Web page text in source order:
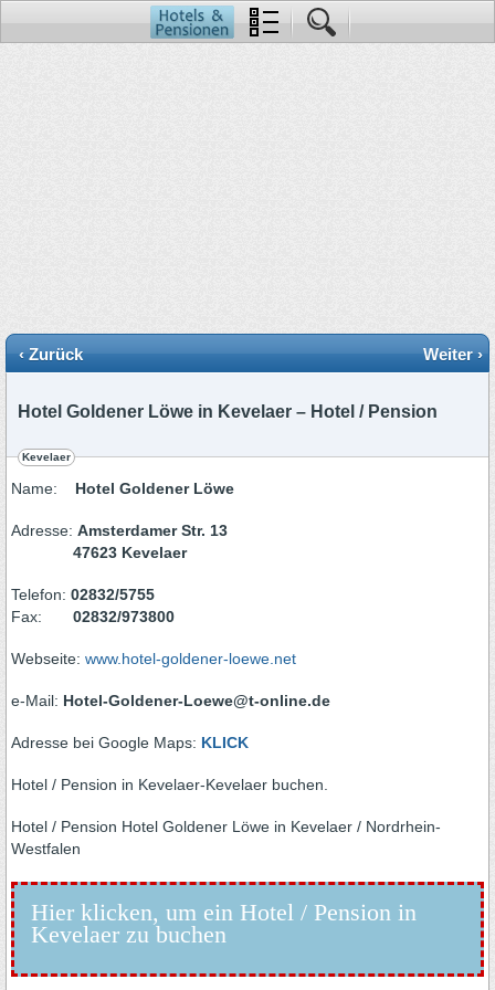
‹ Zurück Weiter ›
Hotel Goldener Löwe in Kevelaer – Hotel / Pension
Kevelaer
Name: Hotel Goldener Löwe
Adresse: Amsterdamer Str. 13
47623 Kevelaer
Telefon: 02832/5755
Fax: 02832/973800
Webseite: www.hotel-goldener-loewe.net
e-Mail: Hotel-Goldener-Loewe@t-online.de
Adresse bei Google Maps: KLICK
Hotel / Pension in Kevelaer-Kevelaer buchen.
Hotel / Pension Hotel Goldener Löwe in Kevelaer / Nordrhein-
Westfalen
Hier klicken, um ein Hotel / Pension in
Kevelaer zu buchen